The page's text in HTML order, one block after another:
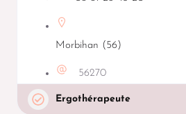
Morbihan (56)
56270
Ergothérapeute